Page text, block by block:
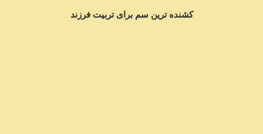
کشنده ترین سم برای تربیت فرزند